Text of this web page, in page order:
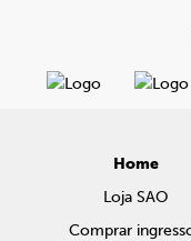
Home
Loja SAO
Comprar